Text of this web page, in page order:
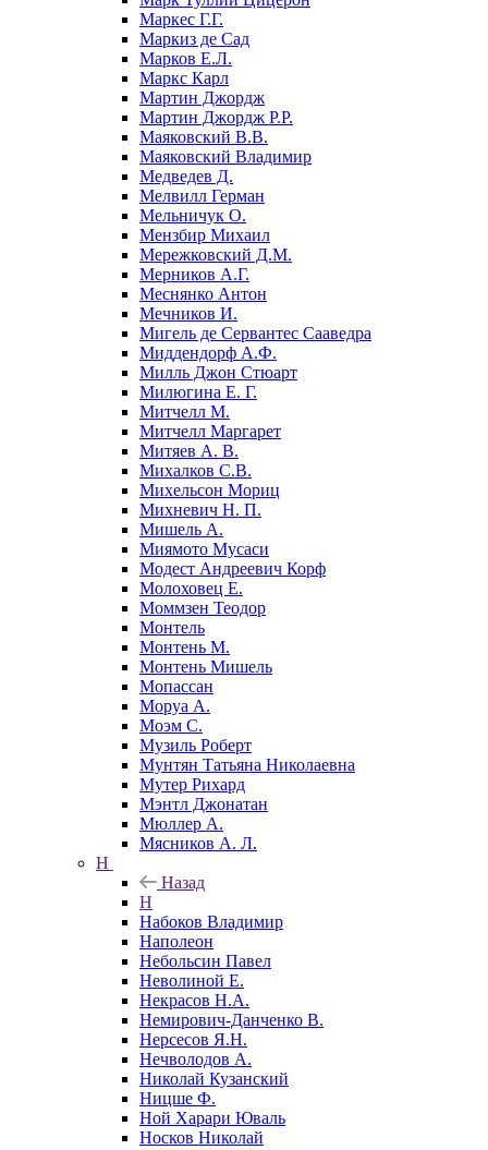
Маркес Г.Г.
Маркиз де Сад
Марков Е.Л.
Маркс Карл
Мартин Джордж
Мартин Джордж Р.Р.
Маяковский В.В.
Маяковский Владимир
Медведев Д.
Мелвилл Герман
Мельничук О.
Мензбир Михаил
Мережковский Д.М.
Мерников А.Г.
Меснянко Антон
Мечников И.
Мигель де Сервантес Сааведра
Миддендорф А.Ф.
Милль Джон Стюарт
Милюгина Е. Г.
Митчелл М.
Митчелл Маргарет
Митяев А. В.
Михалков С.В.
Михельсон Мориц
Михневич Н. П.
Мишель А.
Миямото Мусаси
Модест Андреевич Корф
Молоховец Е.
Моммзен Теодор
Монтель
Монтень М.
Монтень Мишель
Мопассан
Моруа А.
Моэм С.
Музиль Роберт
Мунтян Татьяна Николаевна
Мутер Рихард
Мэнтл Джонатан
Мюллер А.
Мясников А. Л.
Н
Назад
Н
Набоков Владимир
Наполеон
Небольсин Павел
Неволиной Е.
Некрасов Н.А.
Немирович-Данченко В.
Нерсесов Я.Н.
Нечволодов А.
Николай Кузанский
Ницше Ф.
Ной Харари Юваль
Носков Николай